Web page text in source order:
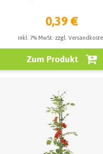
0,39 €
inkl. 7% MwSt. zzgl.
Zum Produkt